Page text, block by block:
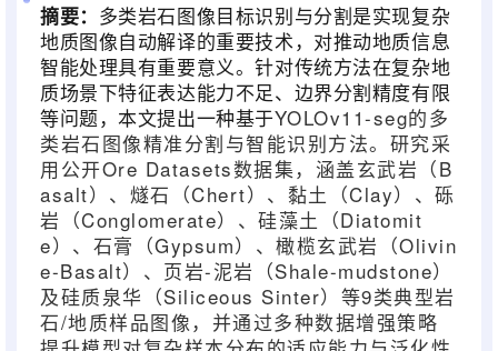
摘要： 多类岩石图像目标识别与分割是实现复杂
地质图像自动解译的重要技术，对推动地质信息
智能处理具有重要意义。针对传统方法在复杂地
质场景下特征表达能力不足、边界分割精度有限
等问题，本文提出一种基于YOLOv11-seg的多
类岩石图像精准分割与智能识别方法。研究采
用公开Ore Datasets数据集，涵盖玄武岩（B
asalt）、燧石（Chert）、黏土（Clay）、砾
岩（Conglomerate）、硅藻土（Diatomit
e）、石膏（Gypsum）、橄榄玄武岩（Olivin
e-Basalt）、页岩-泥岩（Shale-mudstone）
及硅质泉华（Siliceous Sinter）等9类典型岩
石/地质样品图像，并通过多种数据增强策略